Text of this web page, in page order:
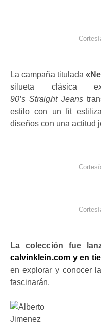
La campaña titulada
silueta clásica
90’s Straight Jeans
estilo con un fit
diseños con una actitud
La colección fue
calvinklein.com y en
en explorar y conocer
fascinarán.